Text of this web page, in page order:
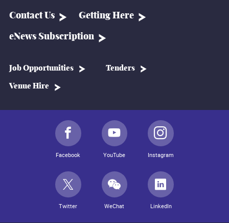
Contact Us Getting Here
eNews Subscription
Job Opportunities Tenders
Venue Hire
Facebook YouTube Instagram
Twitter WeChat LinkedIn